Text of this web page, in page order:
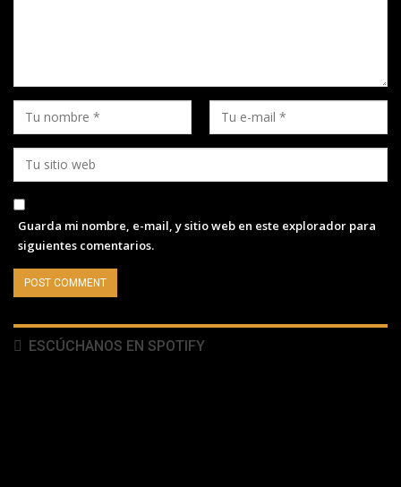
Guarda mi nombre, e-mail, y sitio web en este explorador para
siguientes comentarios.
ESCÚCHANOS EN SPOTIFY